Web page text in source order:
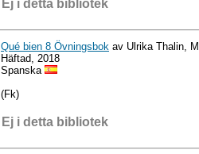
Ej i detta bibliotek
Qué bien 8 Övningsbok av Ulrika Thalin,
Häftad, 2018
Spanska
(Fk)
Ej i detta bibliotek